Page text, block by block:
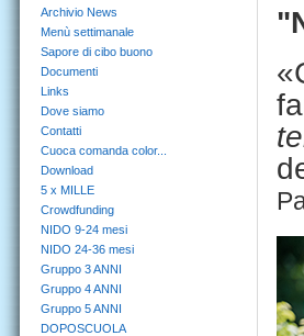
«
Archivio News
Menù settimanale
Sapore di cibo buono
Documenti
Links
Dove siamo
Contatti
Cuoca comanda color...
Download
5 x MILLE
Crowdfunding
NIDO 9-24 mesi
NIDO 24-36 mesi
Gruppo 3 ANNI
Gruppo 4 ANNI
Gruppo 5 ANNI
DOPOSCUOLA